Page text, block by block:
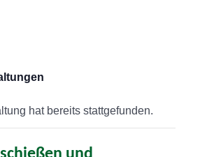
hat bereits stattgefunden.